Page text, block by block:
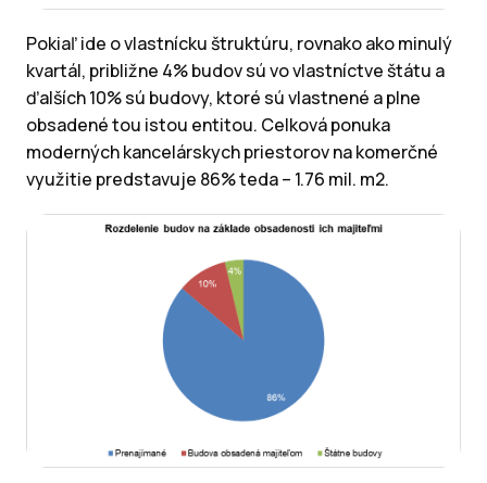
Pokiaľ ide o vlastnícku štruktúru, rovnako ako minulý
kvartál, približne 4% budov sú vo vlastníctve štátu a
ďalších 10% sú budovy, ktoré sú vlastnené a plne
obsadené tou istou entitou. Celková ponuka
moderných kancelárskych priestorov na komerčné
využitie predstavuje 86% teda – 1.76 mil. m2.